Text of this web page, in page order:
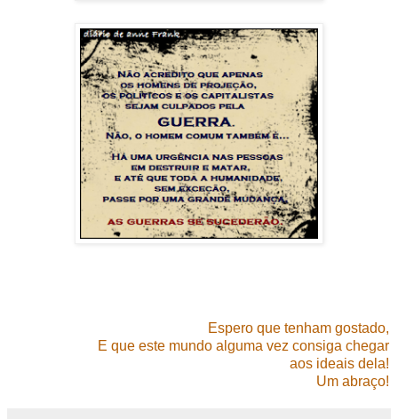
Espero que tenham gostado,
E que este mundo alguma vez consiga chegar
aos ideais dela!
Um abraço!